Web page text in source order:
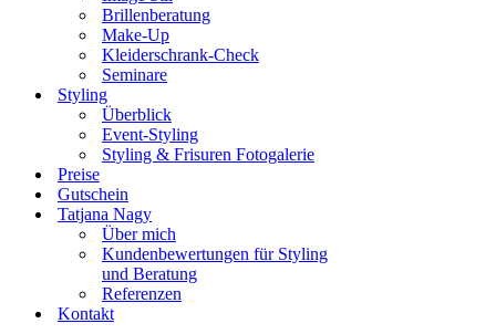
Brillenberatung
Make-Up
Kleiderschrank-Check
Seminare
Styling
Überblick
Event-Styling
Styling & Frisuren Fotogalerie
Preise
Gutschein
Tatjana Nagy
Über mich
Kundenbewertungen für Styling
und Beratung
Referenzen
Kontakt